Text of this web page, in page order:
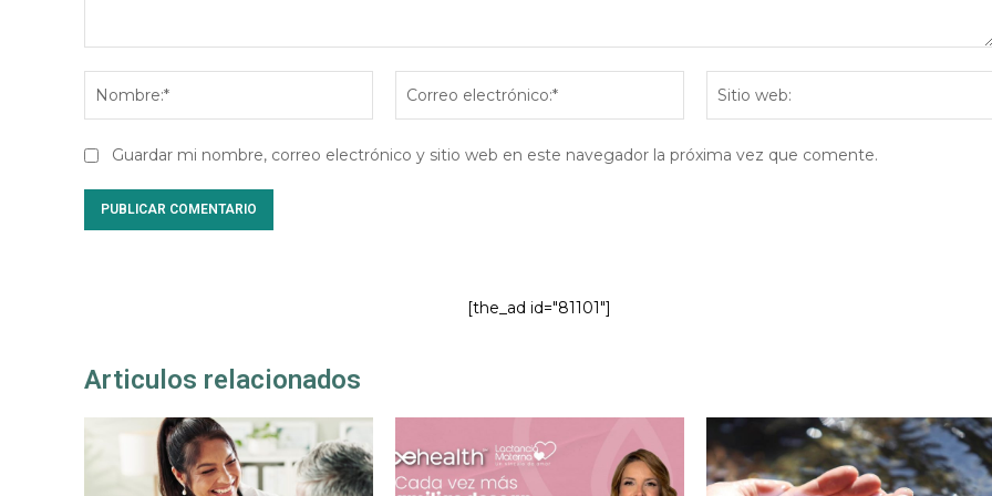
electrónico:*
Guardar mi nombre, correo electrónico y sitio web en este navegador la próxima vez que comente.
[the_ad id="81101"]
Articulos relacionados